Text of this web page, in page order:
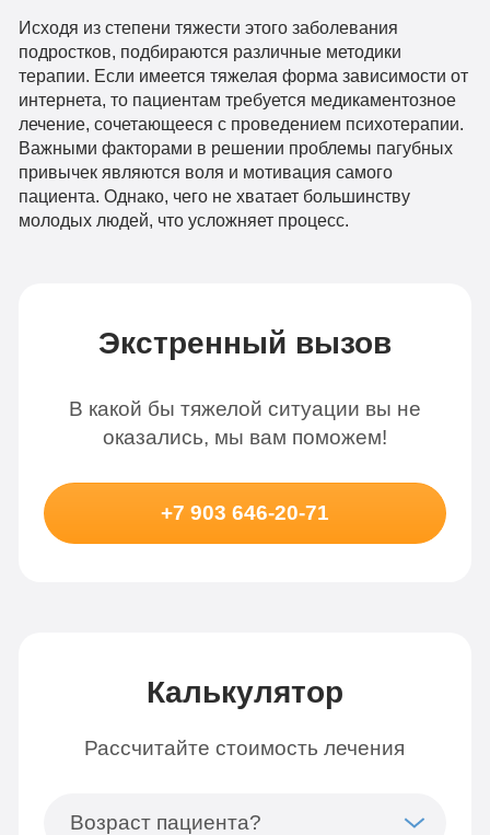
Исходя из степени тяжести этого заболевания
подростков, подбираются различные методики
терапии. Если имеется тяжелая форма зависимости от
интернета, то пациентам требуется медикаментозное
лечение, сочетающееся с проведением психотерапии.
Важными факторами в решении проблемы пагубных
привычек являются воля и мотивация самого
пациента. Однако, чего не хватает большинству
молодых людей, что усложняет процесс.
Экстренный вызов
В какой бы тяжелой ситуации вы не
оказались, мы вам поможем!
+7 903 646-20-71
Калькулятор
Рассчитайте стоимость лечения
Возраст пациента?